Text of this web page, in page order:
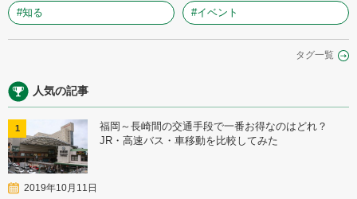
#知る #イベント
タグ一覧
人気の記事
1
福岡～長崎間の交通手段で一番お得なのはどれ？
JR・高速バス・車移動を比較してみた
2019年10月11日